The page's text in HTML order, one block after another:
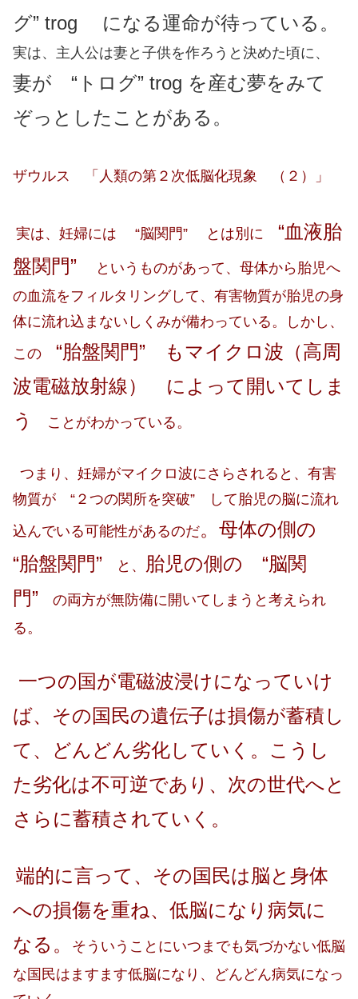
グ” trog になる運命が待っている。
実は、主人公は妻と子供を作ろうと決めた頃に、
妻が “トログ” trog を産む夢をみて
ぞっとしたことがある。
ザウルス 「人類の第２次低脳化現象 （２）」
実は、妊婦には “脳関門” とは別に “血液胎
盤関門”
というものがあって、母体から胎児へ
の血流をフィルタリングして、有害物質が胎児の身
体に流れ込まないしくみが備わっている。しかし、
この “胎盤関門” もマイクロ波（高周
波電磁放射線） によって開いてしま
う
ことがわかっている。
つまり、妊婦がマイクロ波にさらされると、有害
物質が “２つの関所を突破” して胎児の脳に流れ
込んでいる可能性があるのだ。母体の側の
“胎盤関門” と、 胎児の側の “脳関
門” の両方が無防備に開いてしまうと考えられ
る。
一つの国が電磁波浸けになっていけ
ば、その国民の遺伝子は損傷が蓄積し
て、どんどん劣化していく。こうし
た劣化は不可逆であり、次の世代へと
さらに蓄積されていく。
端的に言って、その国民は脳と身体
への損傷を重ね、低脳になり病気に
なる。
そういうことにいつまでも気づかない低脳
な国民はますます低脳になり、どんどん病気になっ